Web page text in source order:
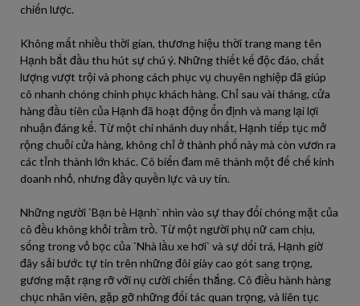
chiến lược.
Không mất nhiều thời gian, thương hiệu thời trang mang tên
Hạnh bắt đầu thu hút sự chú ý. Những thiết kế độc đáo, chất
lượng vượt trội và phong cách phục vụ chuyên nghiệp đã giúp
cô nhanh chóng chinh phục khách hàng. Chỉ sau vài tháng, cửa
hàng đầu tiên của Hạnh đã hoạt động ổn định và mang lại lợi
nhuận đáng kể. Từ một chi nhánh duy nhất, Hạnh tiếp tục mở
rộng chuỗi cửa hàng, không chỉ ở thành phố này mà còn vươn ra
các tỉnh thành lớn khác. Cô biến đam mê thành một đế chế kinh
doanh nhỏ, nhưng đầy quyền lực và uy tín.
Những người `Bạn bè Hạnh` nhìn vào sự thay đổi chóng mặt của
cô đều không khỏi trầm trồ. Từ một người phụ nữ cam chịu,
sống trong vỏ bọc của `Nhà lầu xe hơi` và sự dối trá, Hạnh giờ
đây sải bước tự tin trên những đôi giày cao gót sang trọng,
gương mặt rạng rỡ với nụ cười chiến thắng. Cô điều hành hàng
chục nhân viên, gặp gỡ những đối tác quan trọng, và liên tục